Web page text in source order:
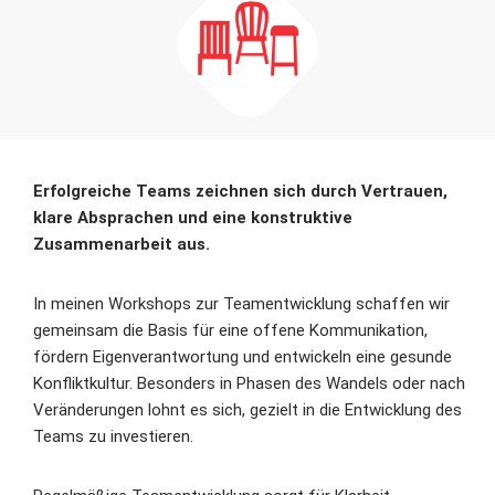
Erfolgreiche Teams zeichnen sich durch Vertrauen,
klare Absprachen und eine konstruktive
Zusammenarbeit aus.
In meinen Workshops zur Teamentwicklung schaffen wir
gemeinsam die Basis für eine offene Kommunikation,
fördern Eigenverantwortung und entwickeln eine gesunde
Konfliktkultur. Besonders in Phasen des Wandels oder nach
Veränderungen lohnt es sich, gezielt in die Entwicklung des
Teams zu investieren.